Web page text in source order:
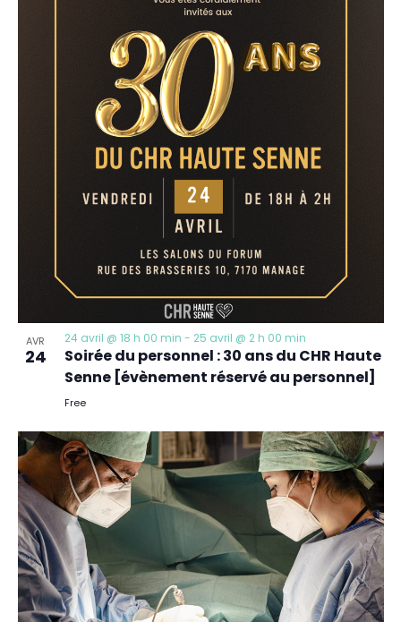
AVR
24
24 avril @ 18 h 00 min - 25 avril @ 2 h 00 min
Soirée du personnel : 30 ans du CHR Haute
Senne [évènement réservé au personnel]
Free